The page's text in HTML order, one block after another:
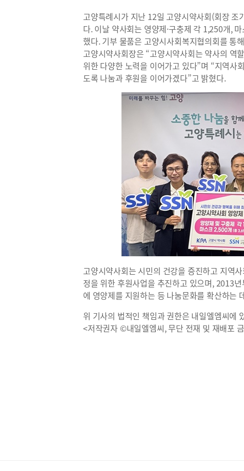
고양특례시가 지난 12일 고양시약사회(회장
다. 이날 약사회는 영양제·구충제 각 1,250개,
했다. 기부 물품은 고양시사회복지협의회를 통
고양시약사회장은 “고양시약사회는 약사의 역
위한 다양한 노력을 이어가고 있다”며 “지역사
도록 나눔과 후원을 이어가겠다”고 밝혔다.
고양시약사회는 시민의 건강을 증진하고 지역
정을 위한 후원사업을 추진하고 있으며, 2013
에 영양제를 지원하는 등 나눔문화를 확산하는
위 기사의 법적인 책임과 권한은 내일엘엠씨에
<저작권자 ©내일엘엠씨, 무단 전재 및 재배포